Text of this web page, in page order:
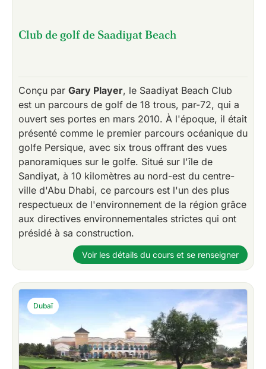
Club de golf de Saadiyat Beach
Conçu par Gary Player, le Saadiyat Beach Club
est un parcours de golf de 18 trous, par-72, qui a
ouvert ses portes en mars 2010. À l'époque, il était
présenté comme le premier parcours océanique du
golfe Persique, avec six trous offrant des vues
panoramiques sur le golfe. Situé sur l'île de
Sandiyat, à 10 kilomètres au nord-est du centre-
ville d'Abu Dhabi, ce parcours est l'un des plus
respectueux de l'environnement de la région grâce
aux directives environnementales strictes qui ont
présidé à sa construction.
Voir les détails du cours et se renseigner
Dubaï